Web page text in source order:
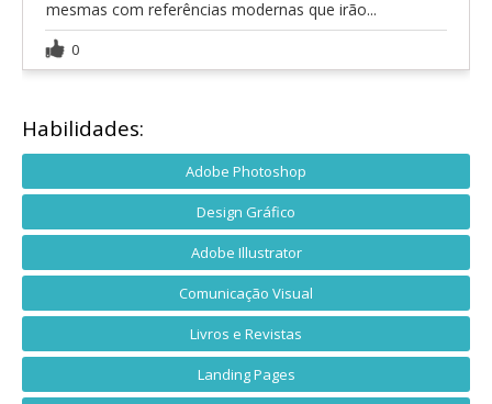
mesmas com referências modernas que irão...
0
Habilidades:
Adobe Photoshop
Design Gráfico
Adobe Illustrator
Comunicação Visual
Livros e Revistas
Landing Pages